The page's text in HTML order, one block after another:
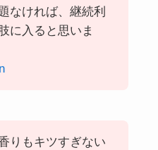
なければ、継続利
に入ると思いま
りもキツすぎない